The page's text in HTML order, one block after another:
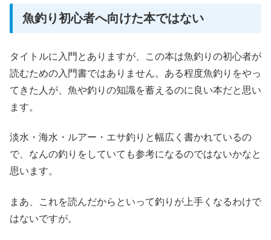
魚釣り初心者へ向けた本ではない
タイトルに入門とありますが、この本は魚釣りの初心者が
読むための入門書ではありません。ある程度魚釣りをやっ
てきた人が、魚や釣りの知識を蓄えるのに良い本だと思い
ます。
淡水・海水・ルアー・エサ釣りと幅広く書かれているの
で、なんの釣りをしていても参考になるのではないかなと
思います。
まあ、これを読んだからといって釣りが上手くなるわけで
はないですが。